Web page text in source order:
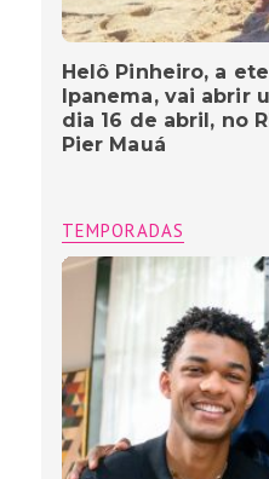
Helô Pinheiro, a
Ipanema, vai abrir
dia 16 de abril, no
Pier Mauá
TEMPORADAS